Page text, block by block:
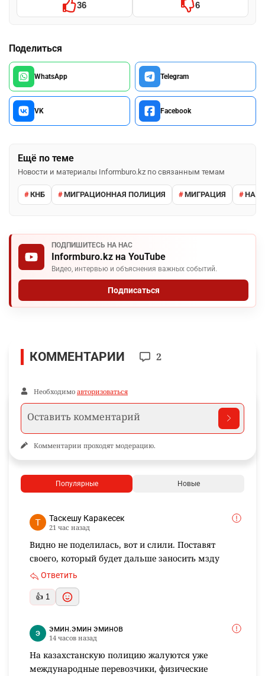
36 6
Поделиться
WhatsApp Telegram
VK Facebook
Ещё по теме
Новости и материалы Informburo.kz по связанным темам
КНБ МИГРАЦИОННАЯ ПОЛИЦИЯ МИГРАЦИЯ
ПОДПИШИТЕСЬ НА НАС
Informburo.kz на YouTube
Видео, интервью и объяснения важных событий.
Подписаться
КОММЕНТАРИИ 2
Необходимо авторизоваться
Комментарии проходят модерацию.
Популярные Новые
Таскешу Каракесек
21 час назад
Видно не поделилась, вот и слили. Поставят
своего, который будет дальше заносить мзду
Ответить
👍 1
эмин.эмин эминов
14 часов назад
На казахстанскую полицию жалуются уже
международные перевозчики, физические